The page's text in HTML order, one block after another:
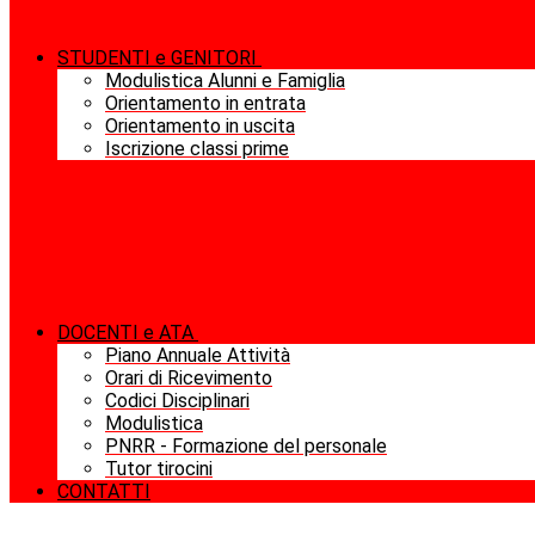
STUDENTI e GENITORI
Modulistica Alunni e Famiglia
Orientamento in entrata
Orientamento in uscita
Iscrizione classi prime
DOCENTI e ATA
Piano Annuale Attività
Orari di Ricevimento
Codici Disciplinari
Modulistica
PNRR - Formazione del personale
Tutor tirocini
CONTATTI